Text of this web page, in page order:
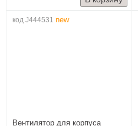
код J444531 new
Вентилятор для корпуса